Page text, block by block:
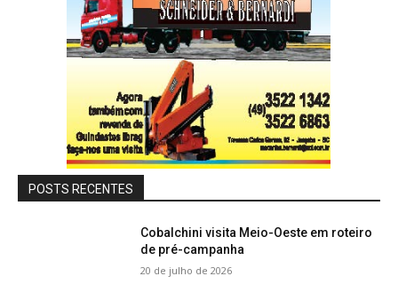
POSTS RECENTES
Cobalchini visita Meio-Oeste em roteiro
de pré-campanha
20 de julho de 2026